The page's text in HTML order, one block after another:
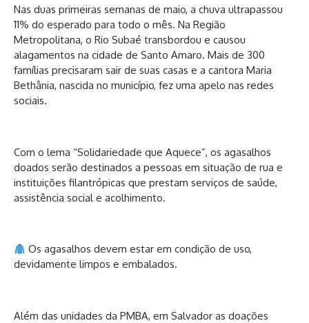
Nas duas primeiras semanas de maio, a chuva ultrapassou
11% do esperado para todo o mês. Na Região
Metropolitana, o Rio Subaé transbordou e causou
alagamentos na cidade de Santo Amaro. Mais de 300
famílias precisaram sair de suas casas e a cantora Maria
Bethânia, nascida no município, fez uma apelo nas redes
sociais.
Com o lema “Solidariedade que Aquece”, os agasalhos
doados serão destinados a pessoas em situação de rua e
instituições filantrópicas que prestam serviços de saúde,
assistência social e acolhimento.
Os agasalhos devem estar em condição de uso,
devidamente limpos e embalados.
Além das unidades da PMBA, em Salvador as doações